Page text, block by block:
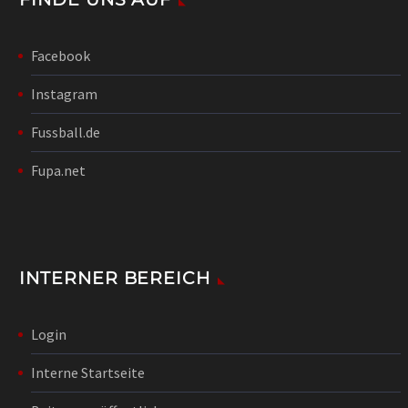
Facebook
Instagram
Fussball.de
Fupa.net
INTERNER BEREICH
Login
Interne Startseite